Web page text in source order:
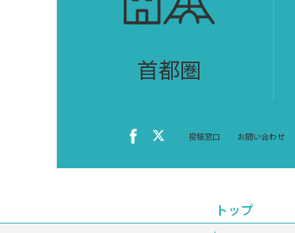
首都圏
投稿窓口 お問い合わせ
トップ